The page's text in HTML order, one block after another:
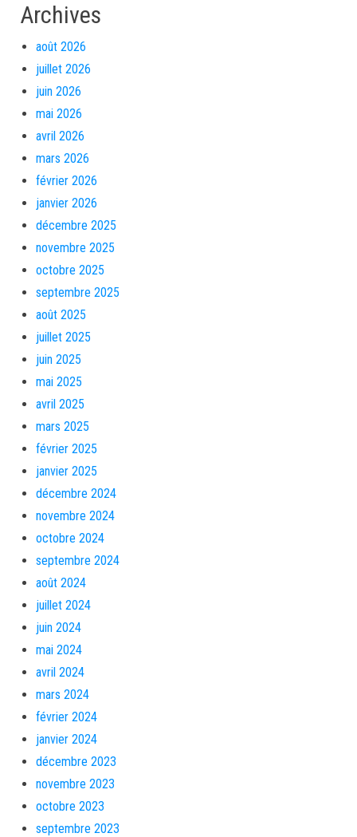
Archives
août 2026
juillet 2026
juin 2026
mai 2026
avril 2026
mars 2026
février 2026
janvier 2026
décembre 2025
novembre 2025
octobre 2025
septembre 2025
août 2025
juillet 2025
juin 2025
mai 2025
avril 2025
mars 2025
février 2025
janvier 2025
décembre 2024
novembre 2024
octobre 2024
septembre 2024
août 2024
juillet 2024
juin 2024
mai 2024
avril 2024
mars 2024
février 2024
janvier 2024
décembre 2023
novembre 2023
octobre 2023
septembre 2023